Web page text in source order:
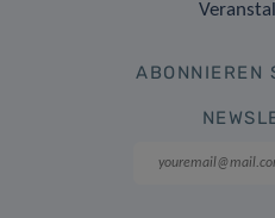
ABONNIEREN